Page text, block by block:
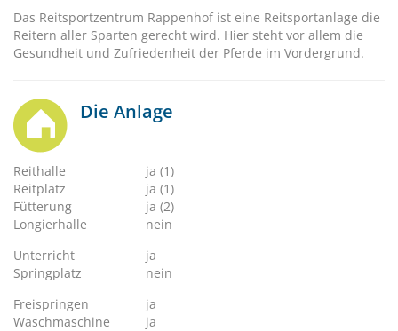
Das Reitsportzentrum Rappenhof ist eine Reitsportanlage die
Reitern aller Sparten gerecht wird. Hier steht vor allem die
Gesundheit und Zufriedenheit der Pferde im Vordergrund.
Die Anlage
Reithalle
ja (1)
Reitplatz
ja (1)
Fütterung
ja (2)
Longierhalle
nein
Unterricht
ja
Springplatz
nein
Freispringen
ja
Waschmaschine
ja